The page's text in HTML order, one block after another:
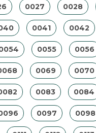
0027 0028
0041 0042
0055 0056
0069 0070
0083 0084
0097 0098